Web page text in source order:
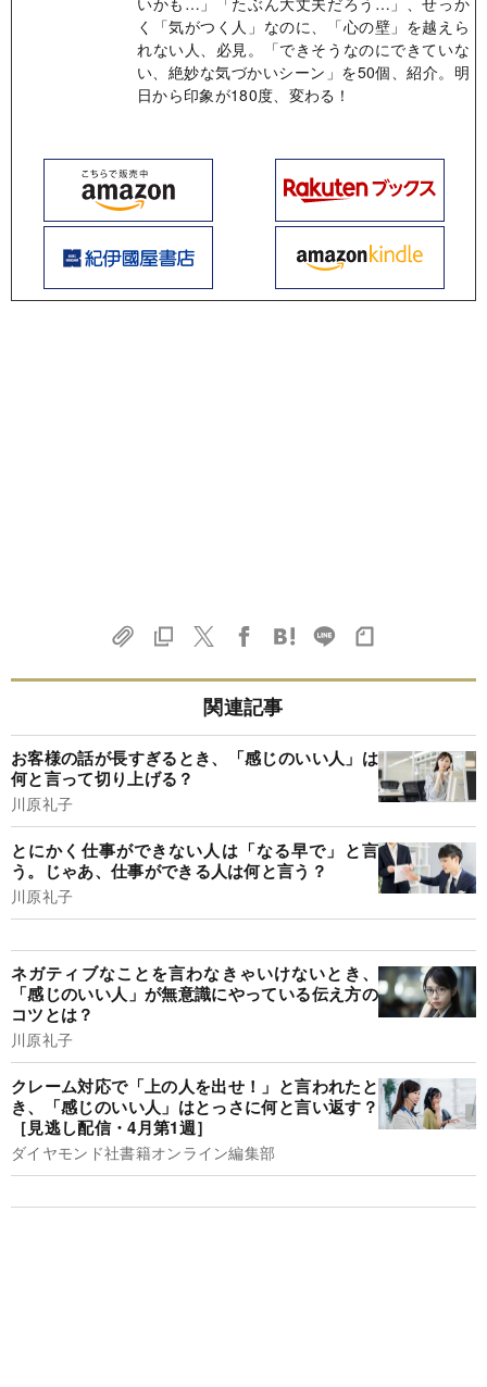
く「気がつく人」なのに、「心の壁」を越えら
れない人、必見。「できそうなのにできていな
い、絶妙な気づかいシーン」を50個、紹介。明
日から印象が180度、変わる！
関連記事
お客様の話が長すぎるとき、「感じのいい人」は
何と言って切り上げる？
川原礼子
とにかく仕事ができない人は「なる早で」と言
う。じゃあ、仕事ができる人は何と言う？
川原礼子
ネガティブなことを言わなきゃいけないとき、
「感じのいい人」が無意識にやっている伝え方の
コツとは？
川原礼子
クレーム対応で「上の人を出せ！」と言われたと
き、「感じのいい人」はとっさに何と言い返す？
［見逃し配信・4月第1週］
ダイヤモンド社書籍オンライン編集部